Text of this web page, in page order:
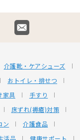
介護靴・ケアシューズ
おトイレ・排せつ
家具
手すり
床ずれ(褥瘡)対策
ン
介護食品